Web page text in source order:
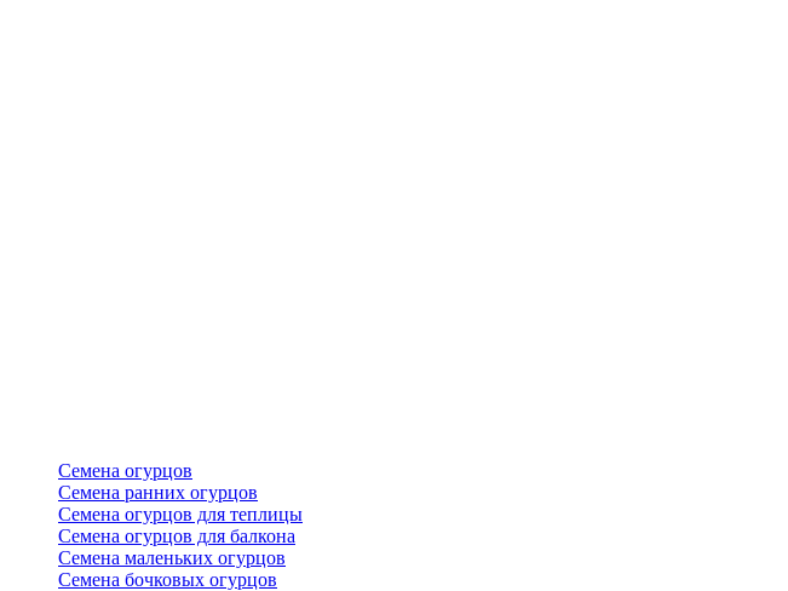
Семена огурцов
Семена ранних огурцов
Семена огурцов для теплицы
Семена огурцов для балкона
Семена маленьких огурцов
Семена бочковых огурцов